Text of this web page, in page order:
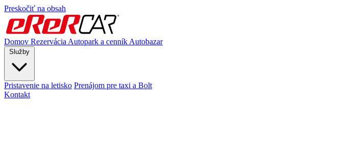
Preskočiť na obsah
Domov Rezervácia Autopark a cenník Autobazar
Služby
Pristavenie na letisko Prenájom pre taxi a Bolt
Kontakt